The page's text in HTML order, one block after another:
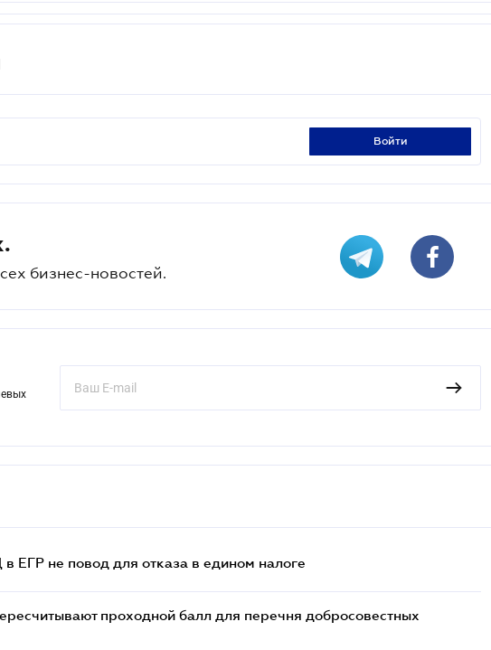
войти
бизнес-новостей.
ЕГР не повод для отказа в едином налоге
проходной балл для перечня добросовестных